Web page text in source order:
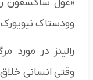
وودستاک
رالینز در
وقتی انسانی